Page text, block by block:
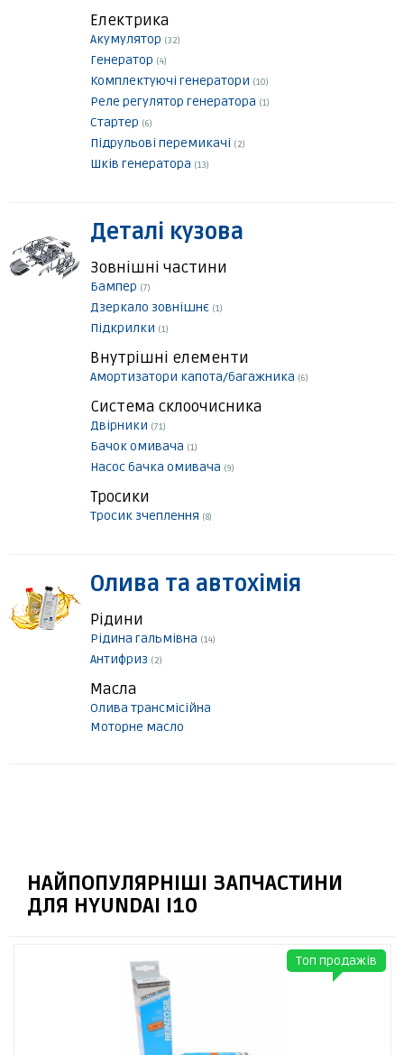
Електрика
Акумулятор (32)
Генератор (4)
Комплектуючі генератори (10)
Реле регулятор генератора (1)
Стартер (6)
Підрульові перемикачі (2)
Шків генератора (13)
Деталі кузова
Зовнішні частини
Бампер (7)
Дзеркало зовнішнє (1)
Підкрилки (1)
Внутрішні елементи
Амортизатори капота/багажника (6)
Система склоочисника
Двірники (71)
Бачок омивача (1)
Насос бачка омивача (9)
Тросики
Тросик зчеплення (8)
Олива та автохімія
Рідини
Рідина гальмівна (14)
Антифриз (2)
Масла
Олива трансмісійна
Моторне масло
НАЙПОПУЛЯРНІШІ ЗАПЧАСТИНИ
ДЛЯ HYUNDAI I10
Топ продажів